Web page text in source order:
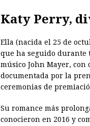
Katy Perry,
Ella (nacida el 25 de
que ha seguido durante
músico John Mayer, con
documentada por la
ceremonias de
Su romance más
conocieron en 2016 y